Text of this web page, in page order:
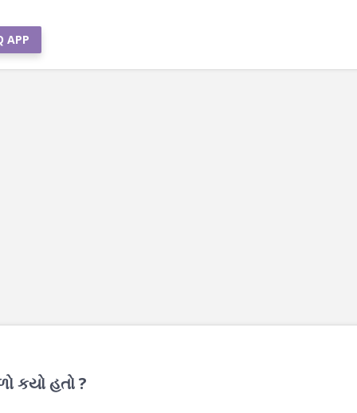
APP
કયો હતો ?